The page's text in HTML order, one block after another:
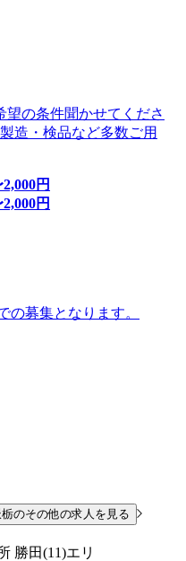
望の条件聞かせてくださ
造・検品など多数ご用
2,000円
2,000円
募集となります。
のその他の求人を見る
勝田(11)エリ